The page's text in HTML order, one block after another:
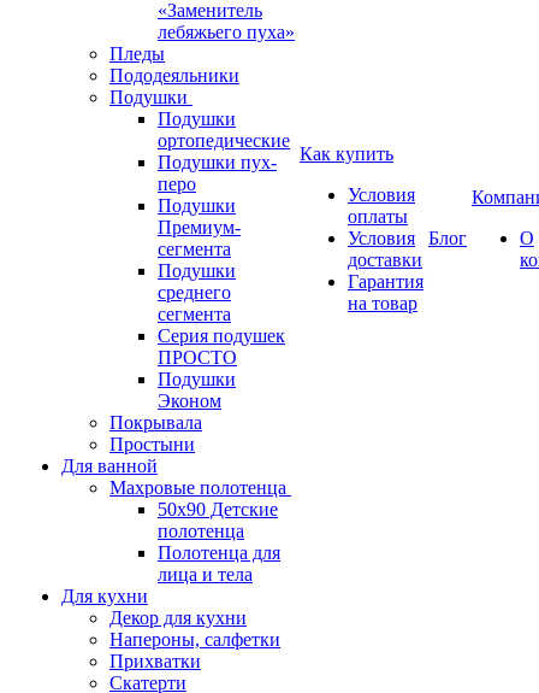
«Заменитель
лебяжьего пуха»
Пледы
Пододеяльники
Подушки
Подушки
ортопедические
Подушки пух-
перо
Подушки
Премиум-
сегмента
Подушки
среднего
сегмента
Серия подушек
ПРОСТО
Подушки
Эконом
Покрывала
Простыни
Для ванной
Махровые полотенца
50х90 Детские
полотенца
Полотенца для
лица и тела
Для кухни
Декор для кухни
Напероны, салфетки
Прихватки
Скатерти
Как купить
Условия
оплаты
Условия
доставки
Гарантия
на товар
Блог
О